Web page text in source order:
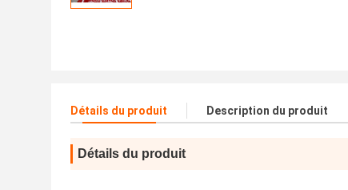
Détails du produit Description du produit
Détails du produit